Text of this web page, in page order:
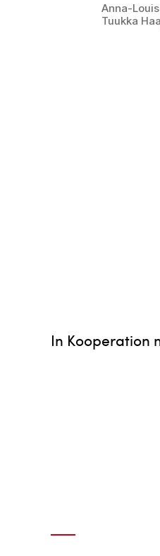
Anna-
Tuukka
In Kooperation